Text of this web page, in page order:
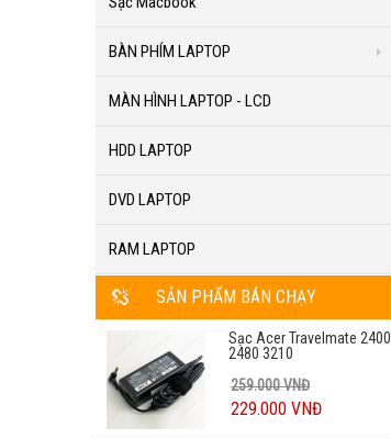
BÀN PHÍM LAPTOP
MÀN HÌNH LAPTOP - LCD
HDD LAPTOP
DVD LAPTOP
RAM LAPTOP
SẢN PHẨM BÁN CHẠY
Sạc Acer Travelmate 2400
2480 3210
259.000 VNĐ
229.000 VNĐ